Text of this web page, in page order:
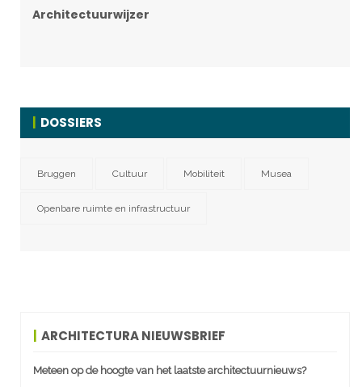
Architectuurwijzer
DOSSIERS
Bruggen Cultuur Mobiliteit Musea
Openbare ruimte en infrastructuur
ARCHITECTURA NIEUWSBRIEF
Meteen op de hoogte van het laatste architectuurnieuws?